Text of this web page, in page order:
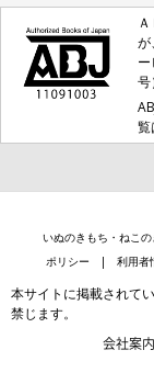
が
号
いぬのきもち・ねこの
ポリシー
利用者
本サイトに掲載されて
禁じます。
会社案内